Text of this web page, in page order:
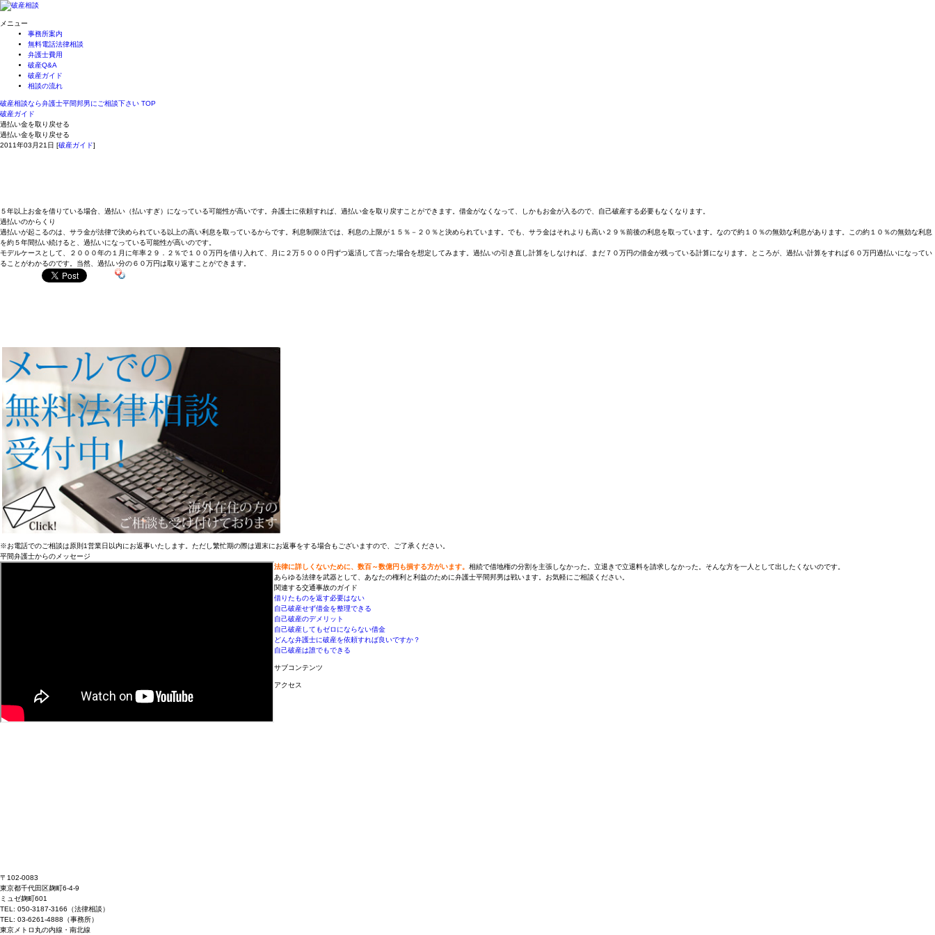
メニュー
事務所案内
無料電話法律相談
弁護士費用
破産Q&A
破産ガイド
相談の流れ
破産相談なら弁護士平間邦男にご相談下さい TOP
破産ガイド
過払い金を取り戻せる
過払い金を取り戻せる
2011年03月21日 [破産ガイド]
５年以上お金を借りている場合、過払い（払いすぎ）になっている可能性が高いです。弁護士に依頼すれば、過払い金を取り戻すことができます。借金がなくなって、しかもお金が入るので、自己破産する必要もなくなります。
過払いのからくり
過払いが起こるのは、サラ金が法律で決められている以上の高い利息を取っているからです。利息制限法では、利息の上限が１５％－２０％と決められています。でも、サラ金はそれよりも高い２９％前後の利息を取っています。なので約１０％の無効な利息があります。この約１０％の無効な利息
を約５年間払い続けると、過払いになっている可能性が高いのです。
モデルケースとして、２０００年の１月に年率２９．２％で１００万円を借り入れて、月に２万５０００円ずつ返済して言った場合を想定してみます。過払いの引き直し計算をしなければ、まだ７０万円の借金が残っている計算になります。ところが、過払い計算をすれば６０万円過払いになってい
ることがわかるのです。当然、過払い分の６０万円は取り返すことができます。
※お電話でのご相談は原則1営業日以内にお返事いたします。ただし繁忙期の際は週末にお返事をする場合もございますので、ご了承ください。
平間弁護士からのメッセージ
法律に詳しくないために、数百～数億円も損する方がいます。 相続で借地権の分割を主張しなかった。立退きで立退料を請求しなかった。そんな方を一人として出したくないのです。
あらゆる法律を武器として、あなたの権利と利益のために弁護士平間邦男は戦います。お気軽にご相談ください。
関連する交通事故のガイド
借りたものを返す必要はない
自己破産せず借金を整理できる
自己破産のデメリット
自己破産してもゼロにならない借金
どんな弁護士に破産を依頼すれば良いですか？
自己破産は誰でもできる
サブコンテンツ
アクセス
〒102-0083
東京都千代田区麹町6-4-9
ミュゼ麹町601
TEL: 050-3187-3166（法律相談）
TEL: 03-6261-4888（事務所）
東京メトロ丸の内線・南北線